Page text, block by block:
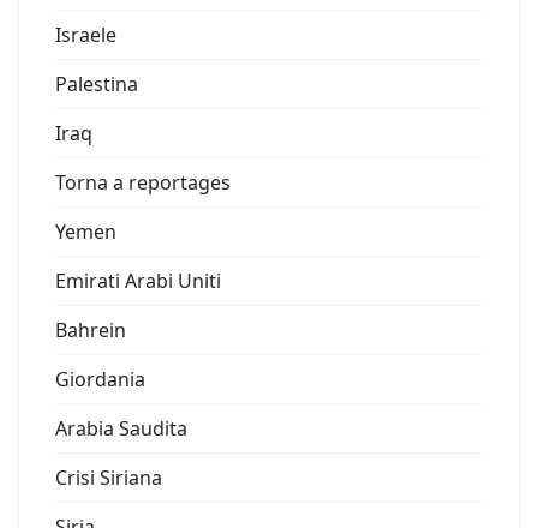
Israele
Palestina
Iraq
Torna a reportages
Yemen
Emirati Arabi Uniti
Bahrein
Giordania
Arabia Saudita
Crisi Siriana